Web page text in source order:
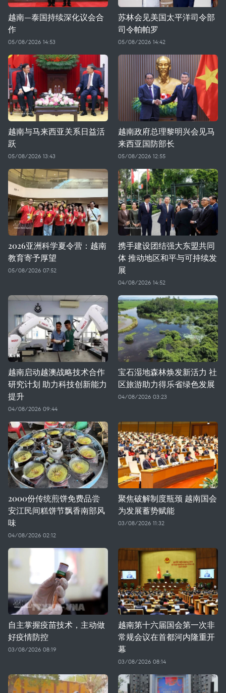
越南—泰国持续深化议会合
作
05/08/2026 14:53
苏林会见美国太平洋司令部
司令帕帕罗
05/08/2026 14:42
越南与马来西亚关系日益活
跃
05/08/2026 13:43
越南政府总理黎明兴会见马
来西亚国防部长
05/08/2026 12:55
2026亚洲科学夏令营：越南
教育寄予厚望
05/08/2026 07:52
携手建设团结强大东盟共同
体 推动地区和平与可持续发
展
04/08/2026 14:52
越南启动越澳战略技术合作
研究计划 助力科技创新能力
提升
04/08/2026 09:44
宝石湿地森林焕发新活力 社
区旅游助力得乐省绿色发展
04/08/2026 03:23
2000份传统煎饼免费品尝
安江民间糕饼节飘香南部风
味
04/08/2026 02:12
聚焦破解制度瓶颈 越南国会
为发展蓄势赋能
03/08/2026 11:32
自主掌握疫苗技术，主动做
好疫情防控
03/08/2026 08:19
越南第十六届国会第一次非
常规会议在首都河内隆重开
幕
03/08/2026 08:14